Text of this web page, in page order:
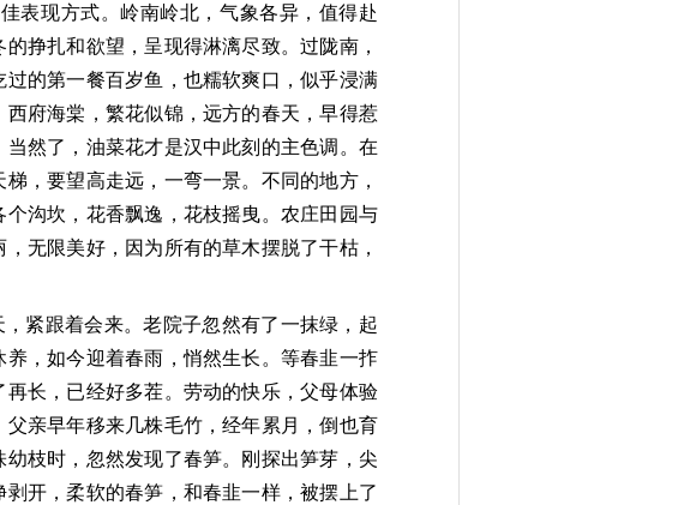
表现方式。岭南岭北，气象各异，值得赴
的挣扎和欲望，呈现得淋漓尽致。过陇南，
过的第一餐百岁鱼，也糯软爽口，似乎浸满
西府海棠，繁花似锦，远方的春天 ，早得惹
当然了，油菜花才是汉中此刻的主色调。在
，要望高走远，一弯一景。不同的地方，
个沟坎， 花香飘逸，花枝摇曳。农庄田园与
无限美好，因为所有的草木摆脱了干枯，
紧跟着会来。老院子忽然有了一抹绿，起
养，如今迎着春雨，悄然生长。 等春韭一拃
长，已经好多茬。劳动的快乐，父母体验
亲早年移来几株毛竹，经年累月，倒也育
幼枝时，忽然发现了春笋。刚探出笋芽， 尖
剥开，柔软的春笋，和春韭一样，被摆上了